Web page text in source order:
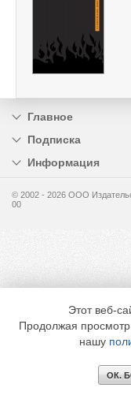
Главное
Подписка
Информация
© 2002 - 2026 OOO
00
Этот веб-
Продолжая
нашу
ОК.